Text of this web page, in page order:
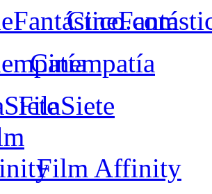
Cinempatía
FilaSiete
Film Affinity